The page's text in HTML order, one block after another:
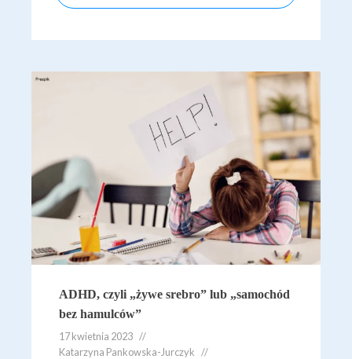
ADHD, czyli „żywe srebro” lub „samochód
bez hamulców”
17 kwietnia 2023
Katarzyna Pankowska-Jurczyk